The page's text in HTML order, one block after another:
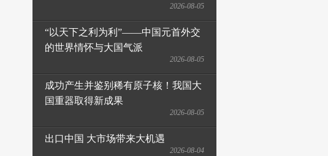
2026-08-05
“以天下之利为利”——中国元首外交
的世界情怀与大国气派
2026-08-05
成功产生并鉴别稀有原子核！我国大
国重器取得新成果
2026-08-05
出口中国 大市场带来大机遇
2026-08-04